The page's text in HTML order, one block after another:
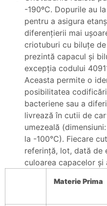
-190ºC. Dopurile au
pentru a asigura
diferenţierii mai
criotuburi cu biluţe
prezintă capacul şi
excepţia codului
Aceasta permite o
posibilitatea
bacteriene sau a
livrează în cutii de
umezeală
la -100°C). Fiecare
referinţă, lot, dată de
culoarea capacelor şi
MateriePrima